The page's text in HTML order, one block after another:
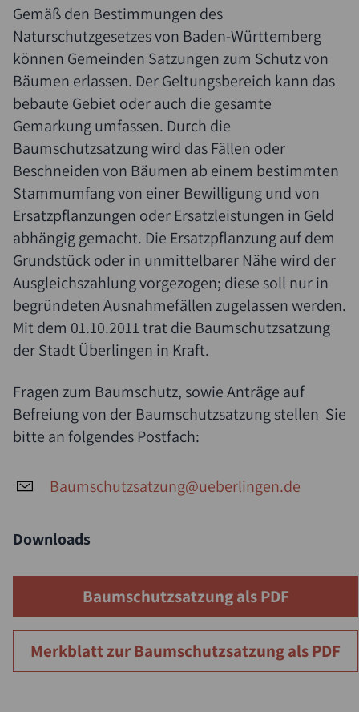
Gemäß den Bestimmungen des
Naturschutzgesetzes von Baden-Württemberg
können Gemeinden Satzungen zum Schutz von
Bäumen erlassen. Der Geltungsbereich kann das
bebaute Gebiet oder auch die gesamte
Gemarkung umfassen. Durch die
Baumschutzsatzung wird das Fällen oder
Beschneiden von Bäumen ab einem bestimmten
Stammumfang von einer Bewilligung und von
Ersatzpflanzungen oder Ersatzleistungen in Geld
abhängig gemacht. Die Ersatzpflanzung auf dem
Grundstück oder in unmittelbarer Nähe wird der
Ausgleichszahlung vorgezogen; diese soll nur in
begründeten Ausnahmefällen zugelassen werden.
Mit dem 01.10.2011 trat die Baumschutzsatzung
der Stadt Überlingen in Kraft.
Fragen zum Baumschutz, sowie Anträge auf
Befreiung von der Baumschutzsatzung stellen Sie
bitte an folgendes Postfach:
Baumschutzsatzung@ueberlingen.de
Downloads
Baumschutzsatzung als PDF
Merkblatt zur Baumschutzsatzung als PDF
Suche